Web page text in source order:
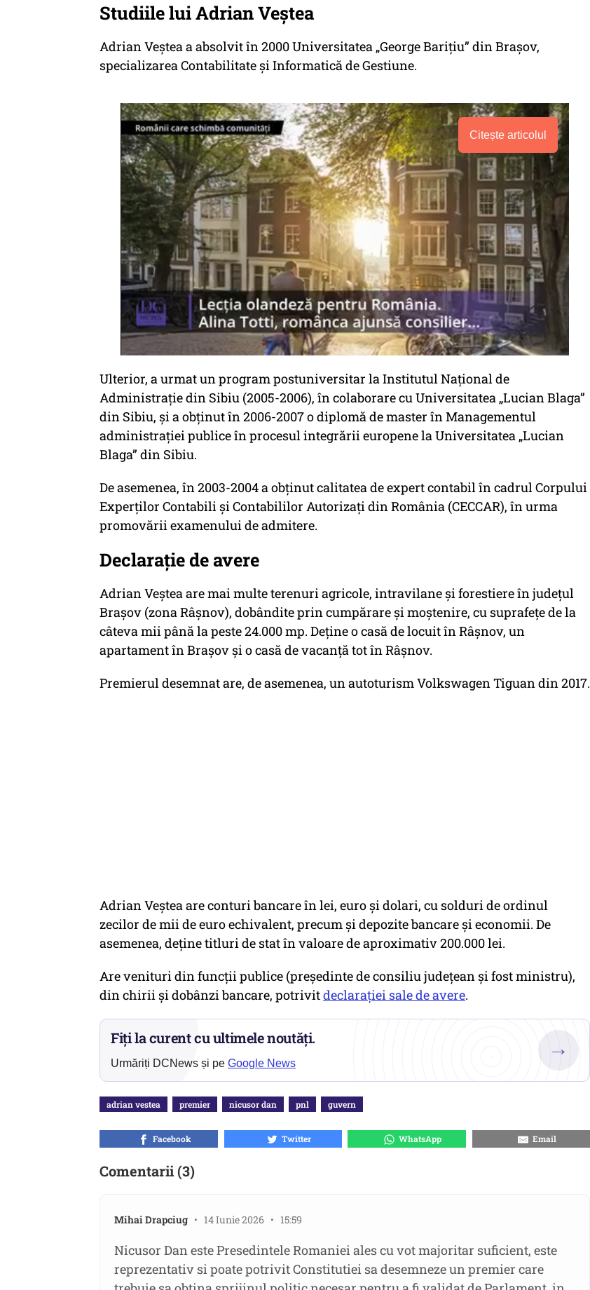
Studiile lui Adrian Veștea
Adrian Veștea a absolvit în 2000 Universitatea „George Barițiu” din Brașov,
specializarea Contabilitate și Informatică de Gestiune.
Citește articolul
Ulterior, a urmat un program postuniversitar la Institutul Național de
Administrație din Sibiu (2005-2006), în colaborare cu Universitatea „Lucian Blaga”
din Sibiu, și a obținut în 2006-2007 o diplomă de master în Managementul
administrației publice în procesul integrării europene la Universitatea „Lucian
Blaga” din Sibiu.
De asemenea, în 2003-2004 a obținut calitatea de expert contabil în cadrul Corpului
Experților Contabili și Contabililor Autorizați din România (CECCAR), în urma
promovării examenului de admitere.
Declarație de avere
Adrian Veștea are mai multe terenuri agricole, intravilane și forestiere în județul
Brașov (zona Râșnov), dobândite prin cumpărare și moștenire, cu suprafețe de la
câteva mii până la peste 24.000 mp. Deține o casă de locuit în Râșnov, un
apartament în Brașov și o casă de vacanță tot în Râșnov.
Premierul desemnat are, de asemenea, un autoturism Volkswagen Tiguan din 2017.
Adrian Veștea are conturi bancare în lei, euro și dolari, cu solduri de ordinul
zecilor de mii de euro echivalent, precum și depozite bancare și economii. De
asemenea, deține titluri de stat în valoare de aproximativ 200.000 lei.
Are venituri din funcții publice (președinte de consiliu județean și fost ministru),
din chirii și dobânzi bancare, potrivitdeclarației sale de avere.
Fiți la curent cu ultimele noutăți.
Urmăriți DCNews și pe Google News
→
adrian vestea premier nicusor dan pnl guvern
Facebook Twitter WhatsApp Email
Comentarii (3)
Mihai Drapciug • 14 Iunie 2026 • 15:59
Nicusor Dan este Presedintele Romaniei ales cu vot majoritar suficient, este
reprezentativ si poate potrivit Constitutiei sa desemneze un premier care